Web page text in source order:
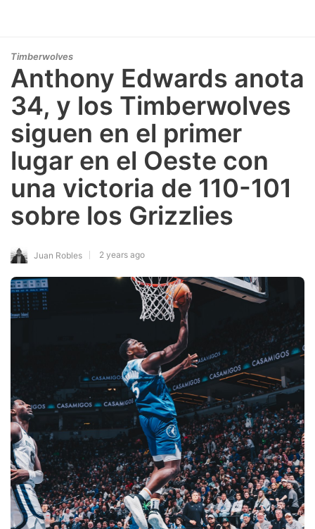
Timberwolves
Anthony Edwards anota
34, y los Timberwolves
siguen en el primer
lugar en el Oeste con
una victoria de 110-101
sobre los Grizzlies
Juan Robles 2 years ago